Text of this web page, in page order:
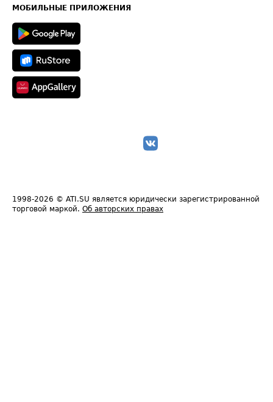
Техническая информация
МОБИЛЬНЫЕ ПРИЛОЖЕНИЯ
1998-2026 © ATI.SU является юридически зарегистрированной
торговой маркой. Об авторских правах